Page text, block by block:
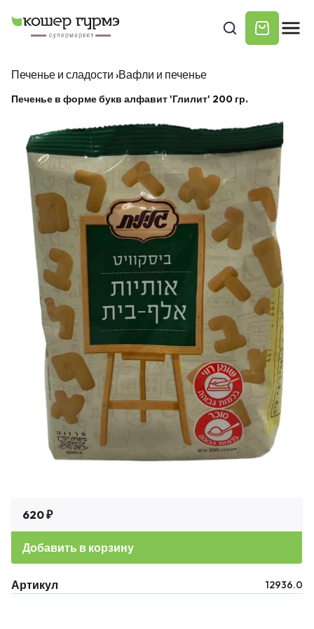
Печенье и сладости ›Вафли и печенье
Печенье в форме букв алфавит 'Глилит' 200 гр.
620 ₽
Добавить в корзину
Артикул 12936.0